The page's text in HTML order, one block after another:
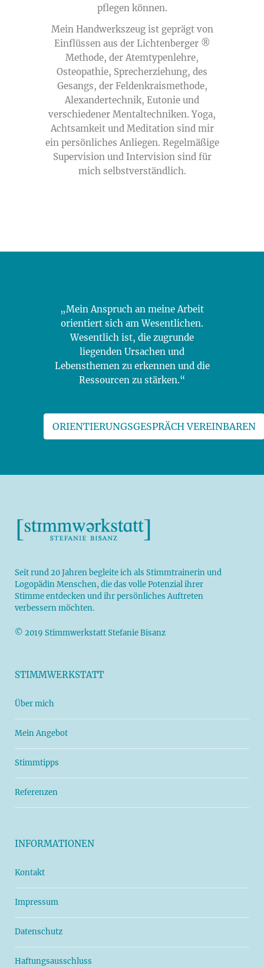
pflegen können.
Mein Handwerkszeug ist geprägt von
Einflüssen aus der Lichtenberger ®
Methode, der Atemtypenlehre,
Osteopathie, Sprecherziehung, des
Gesangs, der Feldenkraismethode,
Alexandertechnik, Eutonie und
verschiedener Mentaltechniken. Yoga,
Achtsamkeit und Meditation sind mir
ein persönliches Anliegen. Regelmäßige
Supervision und Intervision sind für
mich selbstverständlich.
„Mein Anspruch an meine Arbeit
orientiert sich am Wesentlichen.
Wesentlich ist, die zugrunde
liegenden Ursachen und
Lebensthemen zu erkennen und die
Ressourcen zu stärken.“
ORIENTIERUNGSGESPRÄCH VEREINBAREN
Seit rund 20 Jahren begleite ich als Stimmtrainerinund
LogopädinMenschen, die das volle Potenzial ihrer
Stimme entdecken und ihr persönliches Auftreten
verbessern möchten.
© 2019 Stimmwerkstatt Stefanie Bisanz
STIMMWERKSTATT
Über mich
Mein Angebot
Stimmtipps
Referenzen
INFORMATIONEN
Kontakt
Impressum
Datenschutz
Haftungsausschluss